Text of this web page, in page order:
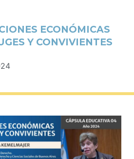
ECONÓMICAS
Y CONVIVIENTES